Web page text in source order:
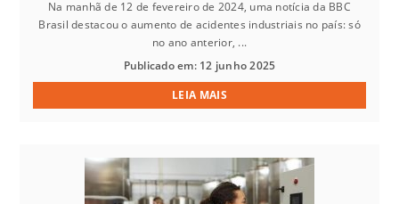
Na manhã de 12 de fevereiro de 2024, uma notícia da BBC
Brasil destacou o aumento de acidentes industriais no país: só
no ano anterior, ...
Publicado em: 12 junho 2025
LEIA MAIS